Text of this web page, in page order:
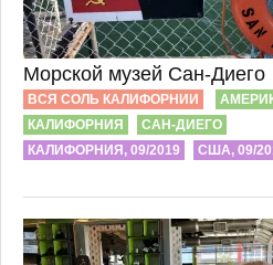
Морской музей Сан-Диего
ВСЯ СОЛЬ КАЛИФОРНИИ
КАЛИФОРНИЯ
САН-ДИЕГО
КАЛИФОРНИЯ, 09/2019
США, 09/